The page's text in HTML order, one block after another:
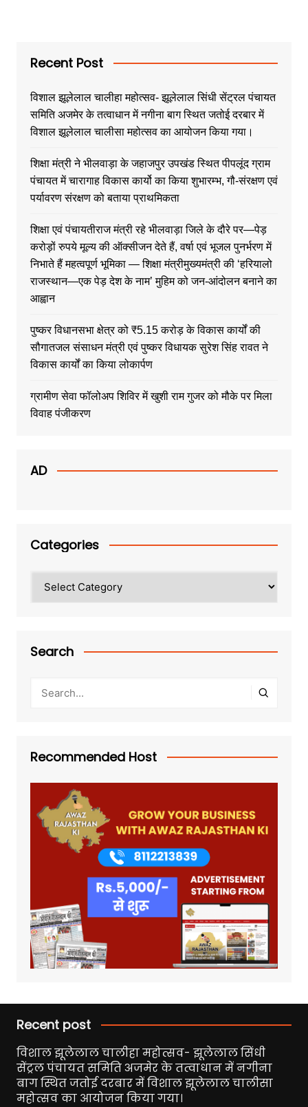
Recent Post
विशाल झूलेलाल चालीहा महोत्सव- झूलेलाल सिंधी सेंट्रल पंचायत
समिति अजमेर के तत्वाधान में नगीना बाग स्थित जतोई दरबार में
विशाल झूलेलाल चालीसा महोत्सव का आयोजन किया गया।
शिक्षा मंत्री ने भीलवाड़ा के जहाजपुर उपखंड स्थित पीपलूंद ग्राम
पंचायत में चारागाह विकास कार्यो का किया शुभारम्भ, गौ-संरक्षण एवं
पर्यावरण संरक्षण को बताया प्राथमिकता
शिक्षा एवं पंचायतीराज मंत्री रहे भीलवाड़ा जिले के दौरे पर—पेड़
करोड़ों रुपये मूल्य की ऑक्सीजन देते हैं, वर्षा एवं भूजल पुनर्भरण में
निभाते हैं महत्वपूर्ण भूमिका — शिक्षा मंत्रीमुख्यमंत्री की ‘हरियालो
राजस्थान—एक पेड़ देश के नाम’ मुहिम को जन-आंदोलन बनाने का
आह्वान
पुष्कर विधानसभा क्षेत्र को ₹5.15 करोड़ के विकास कार्यों की
सौगातजल संसाधन मंत्री एवं पुष्कर विधायक सुरेश सिंह रावत ने
विकास कार्यों का किया लोकार्पण
ग्रामीण सेवा फॉलोअप शिविर में खुशी राम गुजर को मौके पर मिला
विवाह पंजीकरण
AD
Categories
Search
Recommended Host
Recent post
विशाल झूलेलाल चालीहा महोत्सव- झूलेलाल सिंधी
सेंट्रल पंचायत समिति अजमेर के तत्वाधान में नगीना
बाग स्थित जतोई दरबार में विशाल झूलेलाल चालीसा
महोत्सव का आयोजन किया गया।